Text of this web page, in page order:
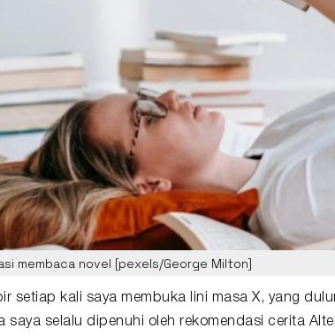
membaca novel [pexels/George Milton]
setiap kali saya membuka lini masa X, yang
saya selalu dipenuhi oleh rekomendasi cerita